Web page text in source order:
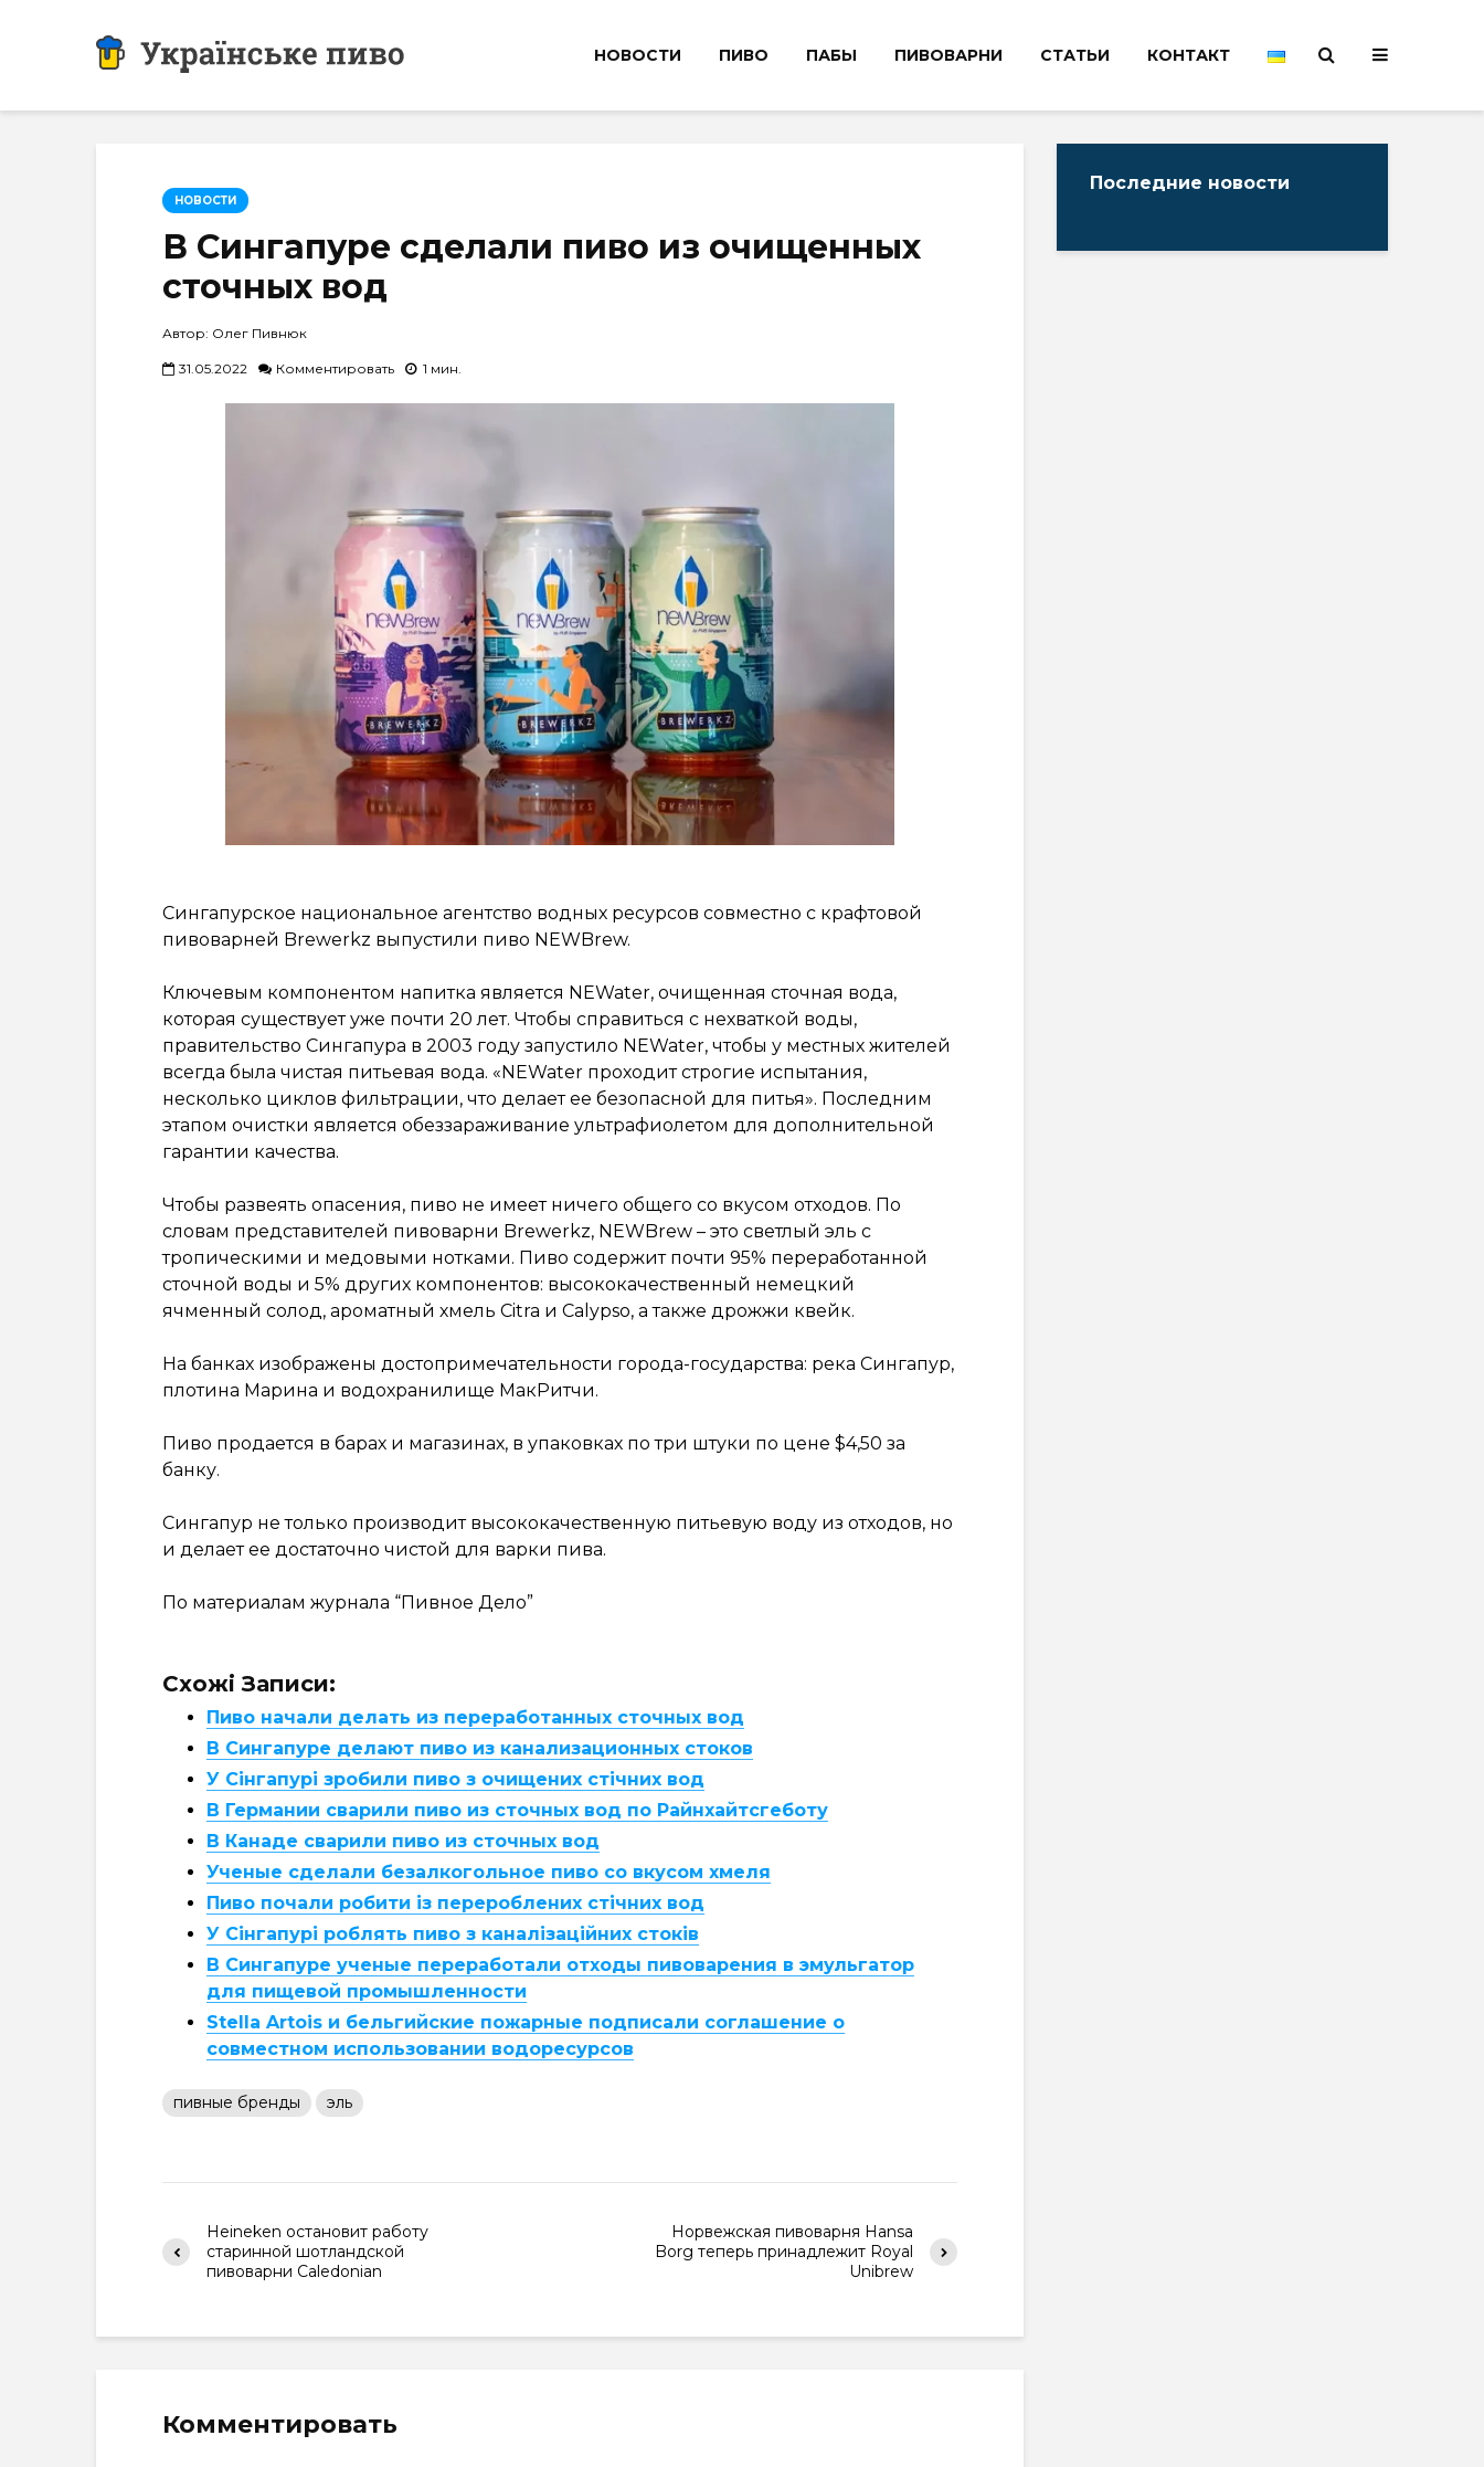
НОВОСТИ ПИВО ПАБЫ ПИВОВАРНИ СТАТЬИ КОНТАКТ
НОВОСТИ
В Сингапуре сделали пиво из очищенных
сточных вод
Автор: Олег Пивнюк
31.05.2022 Комментировать 1 мин.
Сингапурское национальное агентство водных ресурсов совместно с крафтовой
пивоварней Brewerkz выпустили пиво NEWBrew.
Ключевым компонентом напитка является NEWater, очищенная сточная вода,
которая существует уже почти 20 лет. Чтобы справиться с нехваткой воды,
правительство Сингапура в 2003 году запустило NEWater, чтобы у местных жителей
всегда была чистая питьевая вода. «NEWater проходит строгие испытания,
несколько циклов фильтрации, что делает ее безопасной для питья». Последним
этапом очистки является обеззараживание ультрафиолетом для дополнительной
гарантии качества.
Чтобы развеять опасения, пиво не имеет ничего общего со вкусом отходов. По
словам представителей пивоварни Brewerkz, NEWBrew – это светлый эль с
тропическими и медовыми нотками. Пиво содержит почти 95% переработанной
сточной воды и 5% других компонентов: высококачественный немецкий
ячменный солод, ароматный хмель Citra и Calypso, а также дрожжи квейк.
На банках изображены достопримечательности города-государства: река Сингапур,
плотина Марина и водохранилище МакРитчи.
Пиво продается в барах и магазинах, в упаковках по три штуки по цене $4,50 за
банку.
Сингапур не только производит высококачественную питьевую воду из отходов, но
и делает ее достаточно чистой для варки пива.
По материалам журнала “Пивное Дело”
Схожі Записи:
Пиво начали делать из переработанных сточных вод
В Сингапуре делают пиво из канализационных стоков
У Сінгапурі зробили пиво з очищених стічних вод
В Германии сварили пиво из сточных вод по Райнхайтсгеботу
В Канаде сварили пиво из сточных вод
Ученые сделали безалкогольное пиво со вкусом хмеля
Пиво почали робити із перероблених стічних вод
У Сінгапурі роблять пиво з каналізаційних стоків
В Сингапуре ученые переработали отходы пивоварения в эмульгатор
для пищевой промышленности
Stella Artois и бельгийские пожарные подписали соглашение о
совместном использовании водоресурсов
пивные бренды эль
Heineken остановит работу
старинной шотландской
пивоварни Caledonian
Норвежская пивоварня Hansa
Borg теперь принадлежит Royal
Unibrew
Комментировать
Последние новости